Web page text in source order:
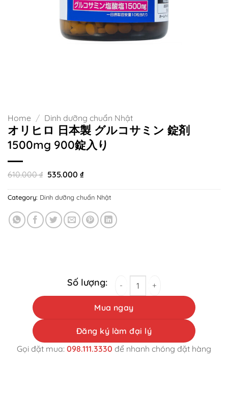
Home / Dinh dưỡng chuẩn Nhật
オリヒロ 日本製 グルコサミン 錠剤
1500mg 900錠入り
610.000₫ Original
was:
610.000 ₫.
535.000 ₫Current
is:
535.000 ₫.
Category: Dinh dưỡng chuẩn Nhật
オリヒロ 日本製 グルコサミン 錠剤 1500mg
Mua ngay
Đăng ký làm đại lý
Gọi đặt mua: 098.111.3330 để nhanh chóng đặt hàng